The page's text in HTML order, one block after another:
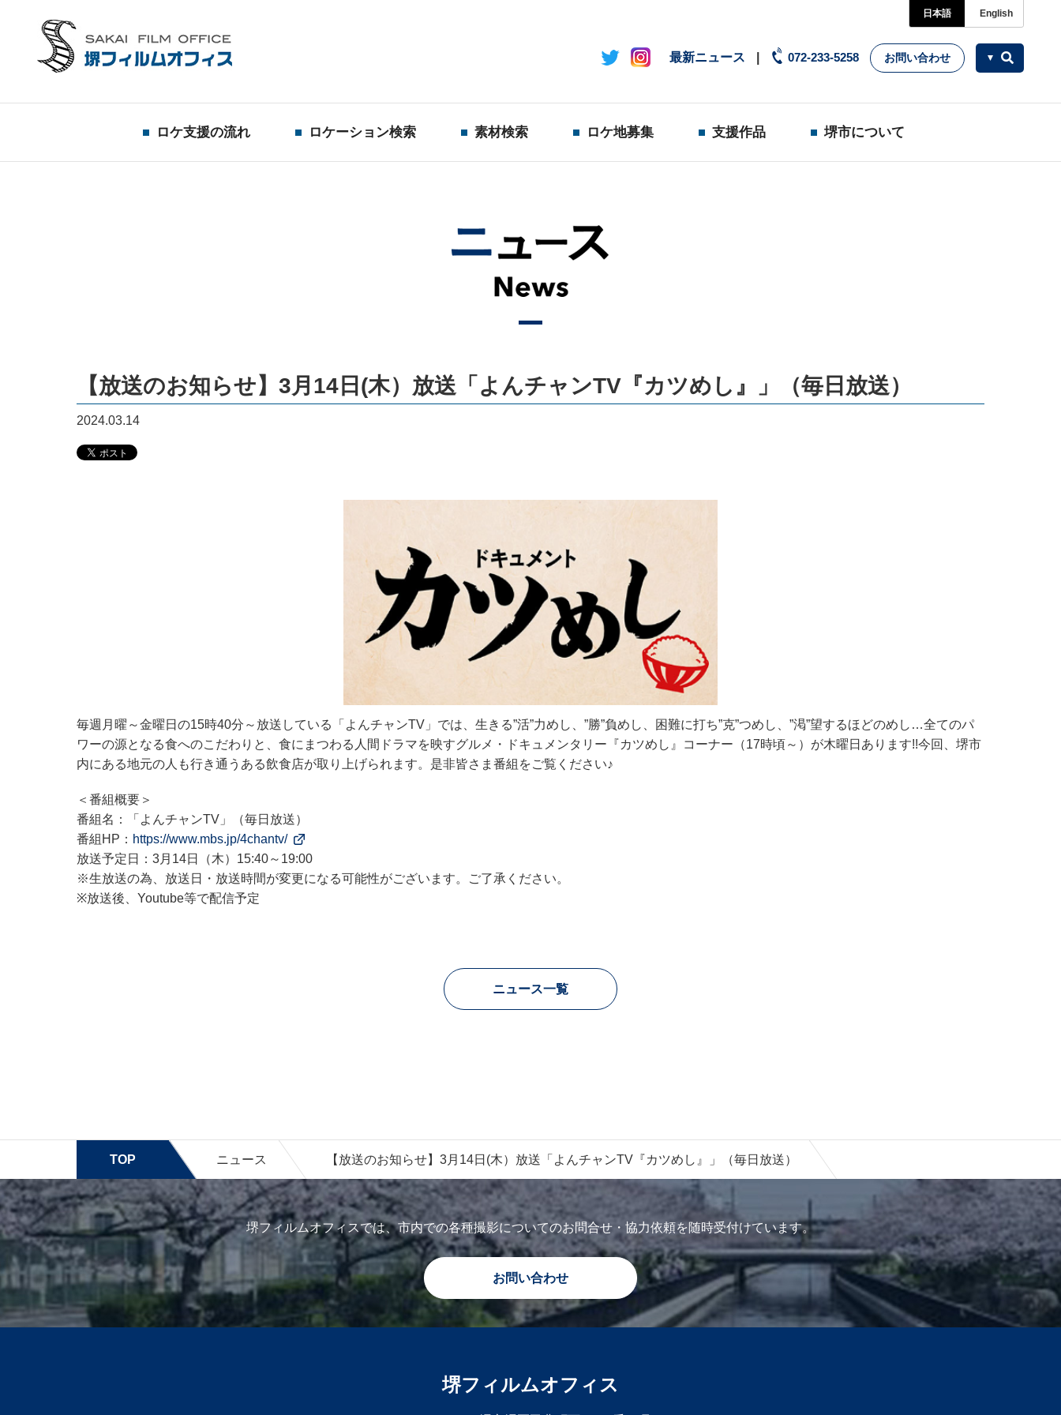
日本語 English
最新ニュース 072-233-5258 お問い合わせ
ロケ支援の流れ ロケーション検索 素材検索 ロケ地募集 支援作品 堺市について
【放送のお知らせ】3月14日(木）放送「よんチャンTV『カツめし』」（毎日放送）
2024.03.14
毎週月曜～金曜日の15時40分～放送している「よんチャンTV」では、生きる”活”力めし、”勝”負めし、困難に打ち”克”つめし、”渇”望するほどのめし…全てのパ
ワーの源となる食へのこだわりと、食にまつわる人間ドラマを映すグルメ・ドキュメンタリー『カツめし』コーナー（17時頃～）が木曜日あります!!今回、堺市
内にある地元の人も行き通うある飲食店が取り上げられます。是非皆さま番組をご覧ください♪
＜番組概要＞
番組名：「よんチャンTV」（毎日放送）
番組HP： https://www.mbs.jp/4chantv/
放送予定日：3月14日（木）15:40～19:00
※生放送の為、放送日・放送時間が変更になる可能性がございます。ご了承ください。
※放送後、Youtube等で配信予定
ニュース一覧
TOP ニュース 【放送のお知らせ】3月14日(木）放送「よんチャンTV『カツめし』」（毎日放送）
堺フィルムオフィスでは、市内での各種撮影についてのお問合せ・協力依頼を随時受付けています。
お問い合わせ
堺フィルムオフィス